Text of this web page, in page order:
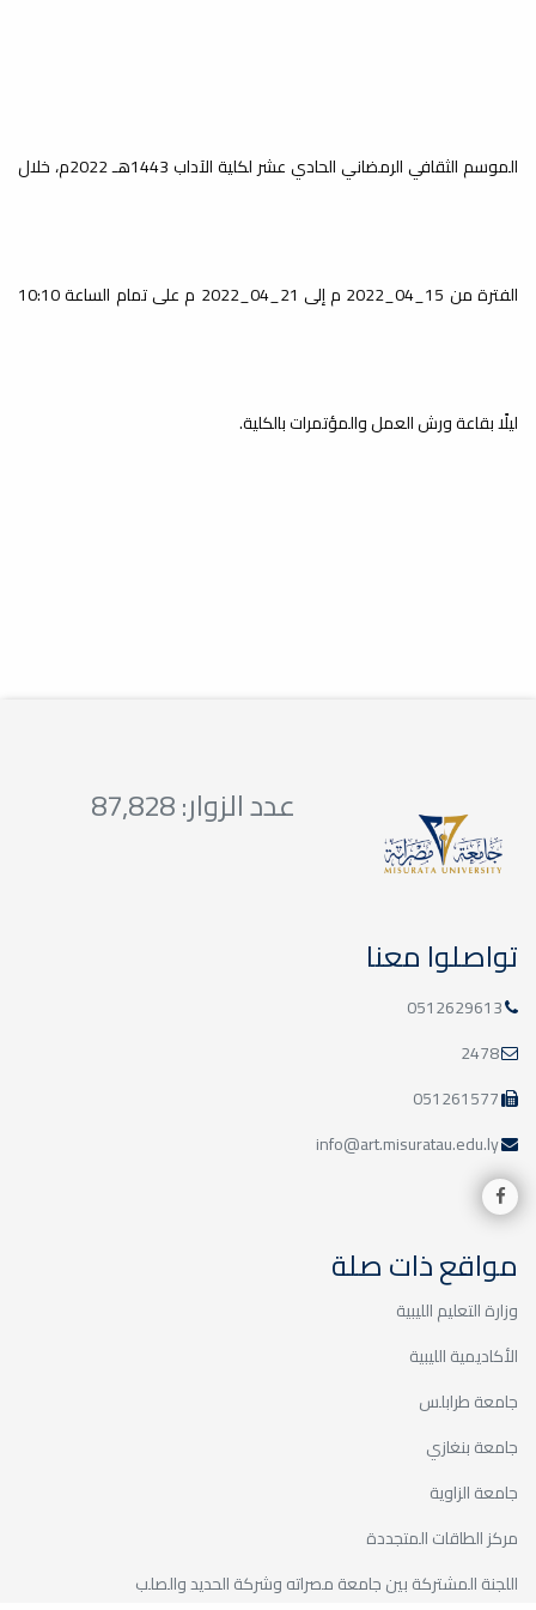
الموسم الثقافي الرمضاني الحادي عشر لكلية الآداب 1443هـ 2022م، خلال
الفترة من 15_04_2022 م إلى 21_04_2022 م على تمام الساعة 10:10
ليلًا بقاعة ورش العمل والمؤتمرات بالكلية.
عدد الزوار: 87,828
تواصلوا معنا
0512629613
2478
051261577
info@art.misuratau.edu.ly
مواقع ذات صلة
وزارة التعليم الليبية
الأكاديمية الليبية
جامعة طرابلس
جامعة بنغازي
جامعة الزاوية
مركز الطاقات المتجددة
اللجنة المشتركة بين جامعة مصراته وشركة الحديد والصلب